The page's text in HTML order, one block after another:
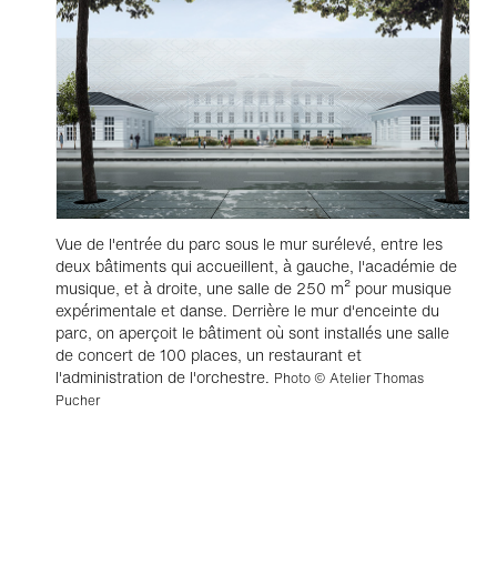
Vue de l'entrée du parc sous le mur surélevé, entre les
deux bâtiments qui accueillent, à gauche, l'académie de
musique, et à droite, une salle de 250 m² pour musique
expérimentale et danse. Derrière le mur d'enceinte du
parc, on aperçoit le bâtiment où sont installés une salle
de concert de 100 places, un restaurant et
l'administration de l'orchestre. Photo © Atelier Thomas
Pucher